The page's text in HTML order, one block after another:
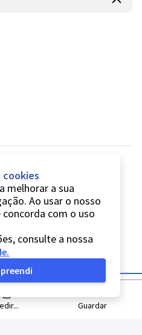
Guardar
melhorar a sua
Ao usar o nosso
com o uso
consulte a nossa
.